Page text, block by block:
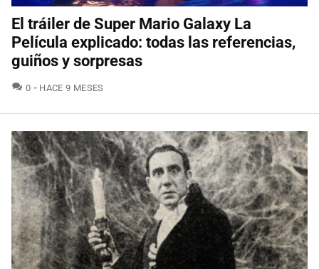
El tráiler de Super Mario Galaxy La
Película explicado: todas las referencias,
guiños y sorpresas
0 COMENTARIOS
HACE 9 MESES